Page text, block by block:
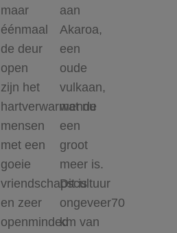
maar
éénmaal
de deur
open
zijn het
hartverwarmende
mensen
met een
goeie
vriendschapscultuur
en zeer
openminded
aan
Akaroa,
een
oude
vulkaan,
wat nu
een
groot
meer is.
Dit is
ongeveer70
km van